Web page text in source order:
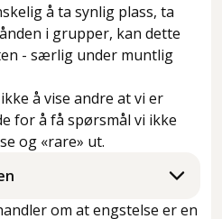
å ta synlig plass, ta
i grupper, kan dette
- særlig under muntlig
å vise andre at vi er
for å få spørsmål vi ikke
og «rare» ut.
om at engstelse er en